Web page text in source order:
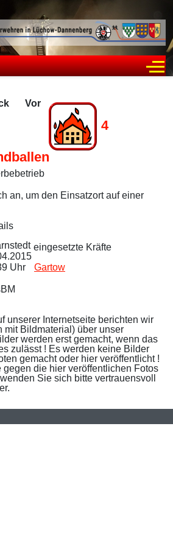
Vor
4
an, um den Einsatzort auf einer
Uhr
eingesetzte Kräfte
Gartow
unserer Internetseite berichten wir
mit Bildmaterial) über unser
werden erst gemacht, wenn das
zulässt ! Es werden keine Bilder
gemacht oder hier veröffentlicht !
die hier veröffentlichen Fotos
Sie sich bitte vertrauensvoll